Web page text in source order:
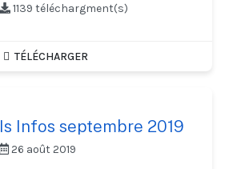
1139 téléchargment(s)
TÉLÉCHARGER
Is Infos septembre 2019
26 août 2019